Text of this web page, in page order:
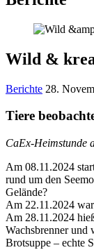
Wild &
Berichte 28.
Tiere
CaEx-Heimstunde
Am 08.11.2024
rund um den
Gelände?
Am 22.11.2024
Am 28.11.2024
Wachsbrenner und
Brotsuppe – echte